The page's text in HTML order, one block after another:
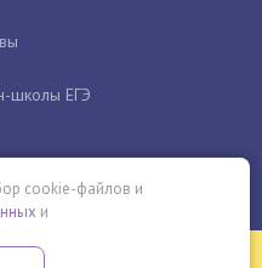
школы ЕГЭ
cookie-файлов и
и